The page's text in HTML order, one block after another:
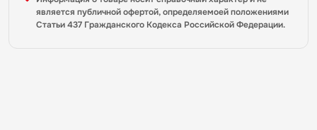
является публичной офертой, определяемоей положениями
Статьи 437 Гражданского Кодекса Российской Федерации.